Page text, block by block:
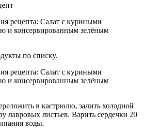
по списку.
в кастрюлю, залить холодной
лавровых листьев. Варить сердечки 20
воды.